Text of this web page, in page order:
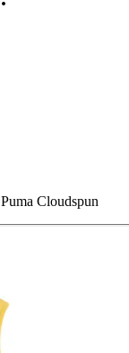
Cloudspun